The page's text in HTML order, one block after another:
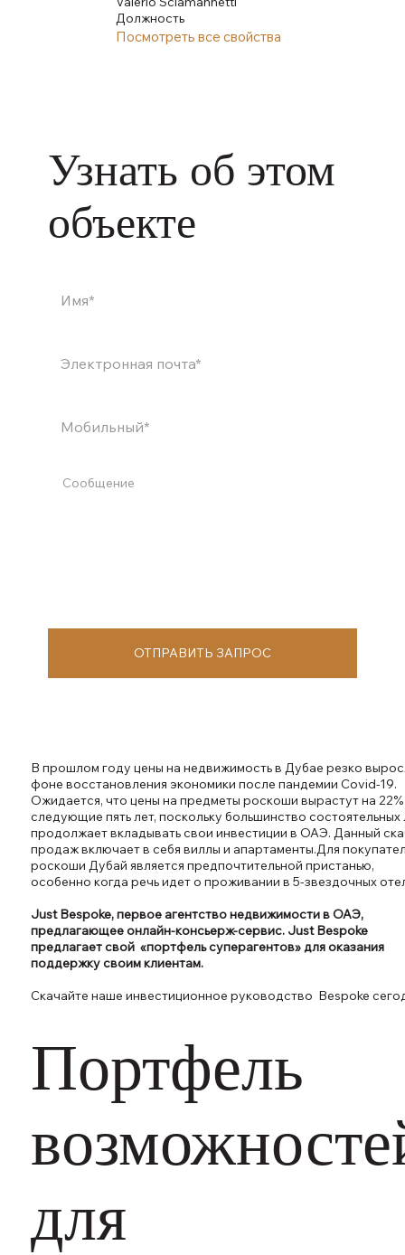
Портфель
для
В прошлом году цены на недвижимость в Дубае резко
фоне восстановления экономики после пандемии Covid-19.
Ожидается, что цены на предметы роскоши вырастут на 22%
следующие пять лет, поскольку большинство состоятельных
продолжает вкладывать свои инвестиции в ОАЭ. Данный
продаж включает в себя виллы и апартаменты.Для
роскоши Дубай является предпочтительной пристанью,
особенно когда речь идет о проживании в 5-звездочных
Just Bespoke, первое агентство недвижимости в ОАЭ,
предлагающее онлайн-консьерж-сервис. Just Bespoke
предлагает свой «портфель суперагентов» для оказания
поддержку своим клиентам.
Скачайте наше инвестиционное руководство Bespoke
Должность
Посмотреть все свойства
Узнать об этом
объекте
ОТПРАВИТЬ ЗАПРОС